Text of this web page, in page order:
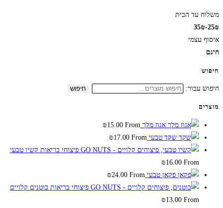
משלוח עד הבית
25₪-35₪
איסוף עצמי
חינם
חיפוש
חיפוש עבור: חיפוש
מוצרים
אגוז מלך From
₪15.00
שקד טבעי From
₪17.00
קשיו טבעי
From
₪16.00
פקאן טבעי From
₪24.00
בוטנים קלויים
From
₪13.00